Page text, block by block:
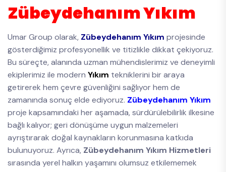
Zübeydehanım Yıkım
Umar Group olarak, Zübeydehanım Yıkım projesinde
gösterdiğimiz profesyonellik ve titizlikle dikkat çekiyoruz.
Bu süreçte, alanında uzman mühendislerimiz ve deneyimli
ekiplerimiz ile modern Yıkım tekniklerini bir araya
getirerek hem çevre güvenliğini sağlıyor hem de
zamanında sonuç elde ediyoruz. Zübeydehanım Yıkım
proje kapsamındaki her aşamada, sürdürülebilirlik ilkesine
bağlı kalıyor; geri dönüşüme uygun malzemeleri
ayrıştırarak doğal kaynakların korunmasına katkıda
bulunuyoruz. Ayrıca, Zübeydehanım Yıkım Hizmetleri
sırasında yerel halkın yaşamını olumsuz etkilememek